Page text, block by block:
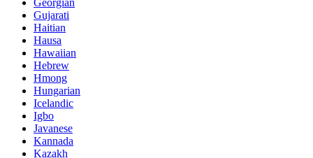
Gujarati
Haitian
Hausa
Hawaiian
Hebrew
Hmong
Hungarian
Icelandic
Igbo
Javanese
Kannada
Kazakh